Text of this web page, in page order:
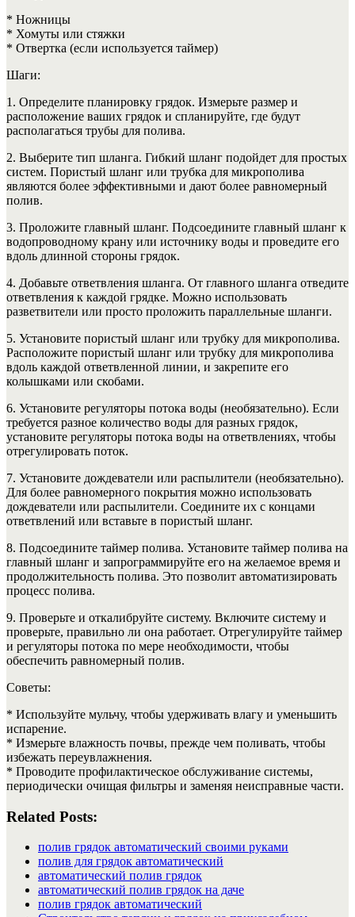
* Ножницы
* Хомуты или стяжки
* Отвертка (если используется таймер)
Шаги:
1. Определите планировку грядок. Измерьте размер и
расположение ваших грядок и спланируйте, где будут
располагаться трубы для полива.
2. Выберите тип шланга. Гибкий шланг подойдет для простых
систем. Пористый шланг или трубка для микрополива
являются более эффективными и дают более равномерный
полив.
3. Проложите главный шланг. Подсоедините главный шланг к
водопроводному крану или источнику воды и проведите его
вдоль длинной стороны грядок.
4. Добавьте ответвления шланга. От главного шланга отведите
ответвления к каждой грядке. Можно использовать
разветвители или просто проложить параллельные шланги.
5. Установите пористый шланг или трубку для микрополива.
Расположите пористый шланг или трубку для микрополива
вдоль каждой ответвленной линии, и закрепите его
колышками или скобами.
6. Установите регуляторы потока воды (необязательно). Если
требуется разное количество воды для разных грядок,
установите регуляторы потока воды на ответвлениях, чтобы
отрегулировать поток.
7. Установите дождеватели или распылители (необязательно).
Для более равномерного покрытия можно использовать
дождеватели или распылители. Соедините их с концами
ответвлений или вставьте в пористый шланг.
8. Подсоедините таймер полива. Установите таймер полива на
главный шланг и запрограммируйте его на желаемое время и
продолжительность полива. Это позволит автоматизировать
процесс полива.
9. Проверьте и откалибруйте систему. Включите систему и
проверьте, правильно ли она работает. Отрегулируйте таймер
и регуляторы потока по мере необходимости, чтобы
обеспечить равномерный полив.
Советы:
* Используйте мульчу, чтобы удерживать влагу и уменьшить
испарение.
* Измерьте влажность почвы, прежде чем поливать, чтобы
избежать переувлажнения.
* Проводите профилактическое обслуживание системы,
периодически очищая фильтры и заменяя неисправные части.
Related Posts:
полив грядок автоматический своими руками
полив для грядок автоматический
автоматический полив грядок
автоматический полив грядок на даче
полив грядок автоматический